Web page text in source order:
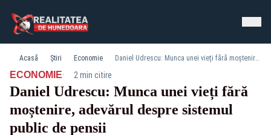
Acasă Știri Economie Daniel Udrescu: Munca unei vieți fără moștenire, adevărul despre sistemul public de pensii
ECONOMIE· 2 min citire
Daniel Udrescu: Munca unei vieți fără
moștenire, adevărul despre sistemul
public de pensii